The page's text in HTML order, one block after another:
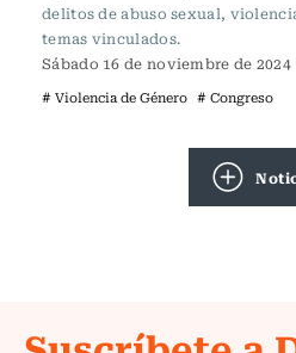
delitos de abuso sexual,
temas vinculados.
Sábado 16 de noviembre de 2024
# Violencia de Género # Congreso